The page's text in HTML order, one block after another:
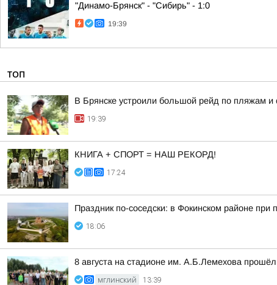
"Динамо-Брянск" - "Сибирь" - 1:0
19:39
ТОП
В Брянске устроили большой рейд по пляжам и
19:39
КНИГА + СПОРТ = НАШ РЕКОРД!
17:24
Праздник по-соседски: в Фокинском районе при
18:06
8 августа на стадионе им. А.Б.Лемехова
МГЛИНСКИЙ 13:39